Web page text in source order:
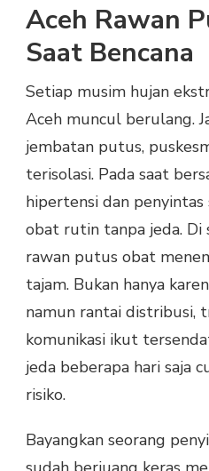
Aceh Rawan
Saat Bencana
Setiap musim hujan
Aceh muncul berulang.
jembatan putus,
terisolasi. Pada saat
hipertensi dan
obat rutin tanpa jeda. Di
rawan putus obat
tajam. Bukan hanya
namun rantai distribusi,
komunikasi ikut
jeda beberapa hari saja
risiko.
Bayangkan seorang